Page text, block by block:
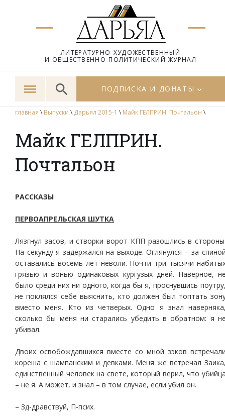
ЛИТЕРАТУРНО-ХУДОЖЕСТВЕННЫЙ
И ОБЩЕСТВЕННО-ПОЛИТИЧЕСКИЙ ЖУРНАЛ
ПОДПИСКА И ДОНАТЫ
главная \ Выпуски \ Дарьял 2015-1 \ Майк ГЕЛПРИН. Почтальон \
Майк ГЕЛПРИН.
Почтальон
РАССКАЗЫ
ПЕРВОАПРЕЛЬСКАЯ ШУТКА
Лязгнул засов, и створки ворот КПП разошлись в
На секунду я задержался на выходе. Оглянулся – за
оставались восемь лет неволи. Почти три тысячи
грязью и вонью одинаковых кургузых дней. Наверное,
было среди них ни одного, когда бы я, проснувшись
не поклялся себе выяснить, кто должен был топтать
вместо меня. Кто из четверых. Одно я знал
сколько бы меня ни старались убедить в обратном: я
убивал.
Двоих освобождавшихся вместе со мной зэков
кореша с шампанским и девками. Меня же встречал
единственный человек на свете, который верил, что
– не я. А может, и знал – в том случае, если убил он.
– Зд-дравствуй, П-псих.